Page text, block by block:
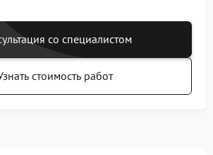
со специалистом
стоимость работ